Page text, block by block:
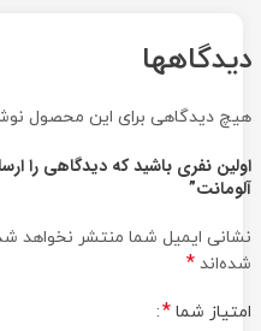
دیدگاهها
هیچ دیدگاهی برای این محصول
اولین نفری باشید که دیدگاهی را
آلومانت”
نشانی ایمیل شما منتشر نخواهد
شده‌اند *
امتیاز شما *